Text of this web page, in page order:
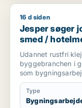
Jesper søger job
16 d siden
Jesper søger
smed /
Udannet rustfri
byggebranchen i
som
år som kranfører
Type